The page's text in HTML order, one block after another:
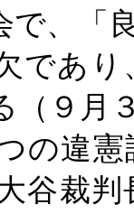
で、「
であ
（９月
の違
谷裁